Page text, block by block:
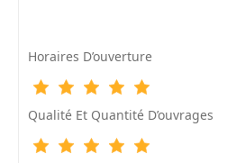
Horaires D’ouverture
Qualité Et Quantité D’ouvrages